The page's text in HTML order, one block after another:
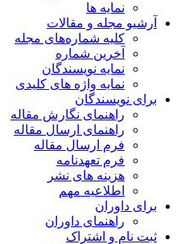
نمایه ها
آرشیو مجله و مقالات
کلیه شماره‌های مجله
آخرین شماره
نمایه نویسندگان
نمایه واژه های کلیدی
برای نویسندگان
راهنمای نگارش مقاله
راهنمای ارسال مقاله
فرم ارسال مقاله
فرم تعهدنامه
هزینه های نشر
اطلاعیه مهم
برای داوران
راهنمای داوران
ثبت نام و اشتراک